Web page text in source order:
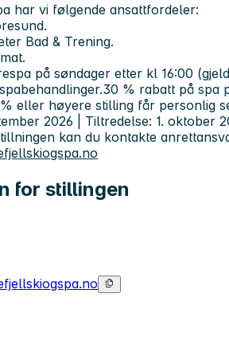
har vi følgende ansattfordeler:
Bad & Trening.
på søndager etter kl 16:00
% rabatt på spa
eller høyere stilling får personlig
2026 | Tiltredelse: 1. oktober
kan du kontakte
for stillingen